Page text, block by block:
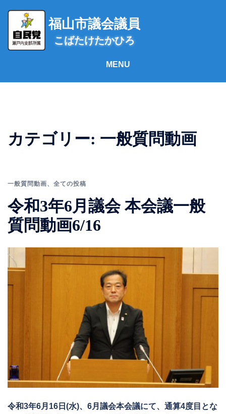
ス
福山市議会議員
こばたけたかひろ
カテゴリー: 一般質問動画
一般質問動画、 全ての投稿
令和3年6月議会 本会議一般
質問動画6/16
令和3年6月16日(水)、6月議会本会議にて、通算4度目とな